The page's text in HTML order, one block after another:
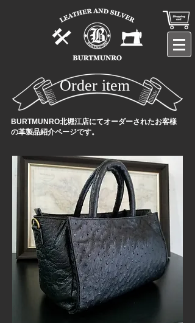
Order item
BURTMUNRO北堀江店にてオーダーされたお客様
の革製品紹介ページです。